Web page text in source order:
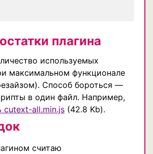
плагина
используемых
максимальном функционале
Способ бороться —
в один файл. Например,
cutext-all.min.js (42.8 Kb).
считаю